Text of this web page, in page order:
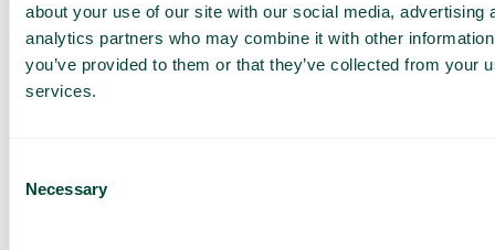
about your use of our site with our social media, advertising
analytics partners who may combine it with other
you’ve provided to them or that they’ve collected from your
services.
Selection
Necessary
skräddarsydd
demo och